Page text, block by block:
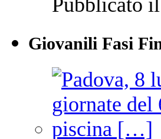
Pubblicato
Giovanili Fasi